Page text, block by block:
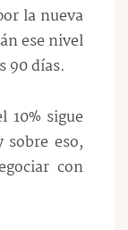
la nueva
ese nivel
90 días.
10% sigue
eso,
con